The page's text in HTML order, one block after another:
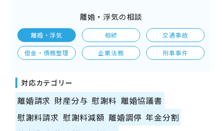
離婚・浮気の相談
離婚・浮気 相続 交通事故
借金・債務整理 企業法務 刑事事件
対応カテゴリー
離婚請求 財産分与 慰謝料 離婚協議書
慰謝料請求 慰謝料減額 離婚調停 年金分割